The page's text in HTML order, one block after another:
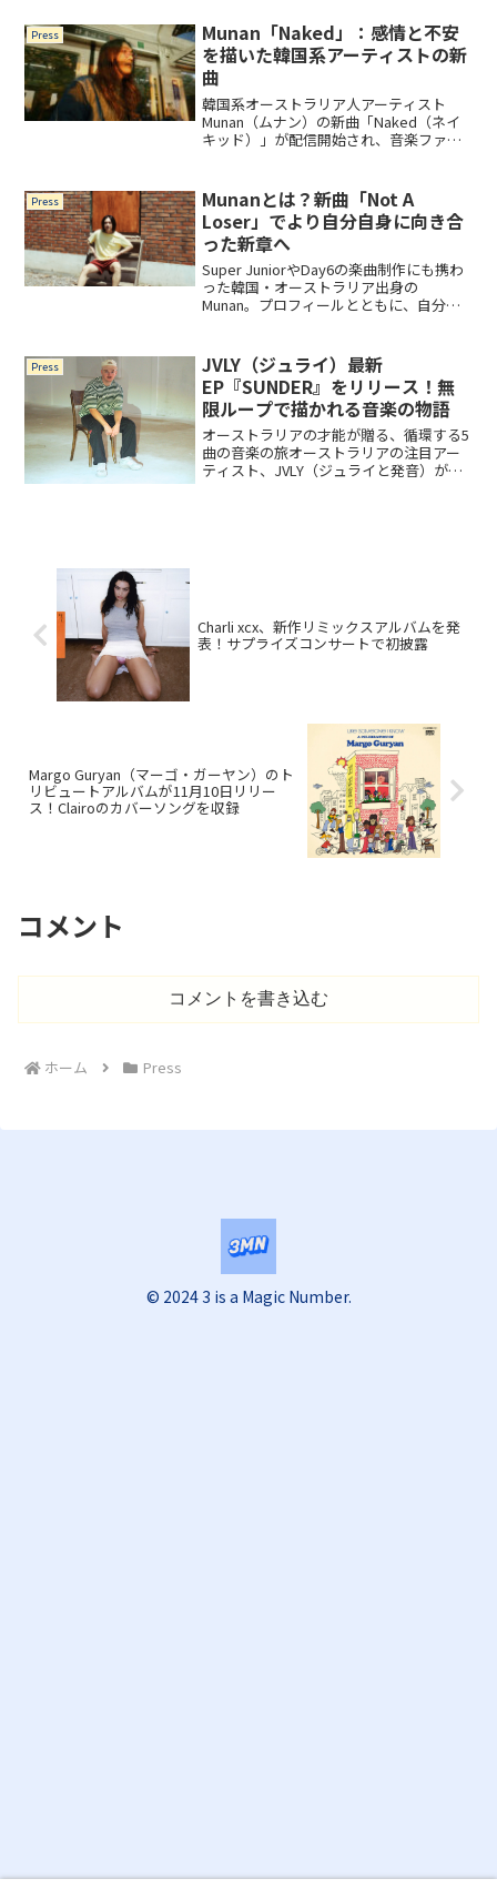
るテーマに挑戦した意欲作です。...
Press
Munan「Naked」：感情と不安
を描いた韓国系アーティストの新
曲
韓国系オーストラリア人アーティスト
Munan（ムナン）の新曲「Naked（ネイ
キッド）」が配信開始され、音楽ファン
として発表されました。Munanの音楽的
アプローチと...
Press
Munanとは？新曲「Not A
Loser」でより自分自身に向き合
った新章へ
Super JuniorやDay6の楽曲制作にも携わ
った韓国・オーストラリア出身の
Munan。プロフィールとともに、自分自
Press
JVLY（ジュライ）最新
EP『SUNDER』をリリース！無
限ループで描かれる音楽の物語
オーストラリアの才能が贈る、循環する5
曲の音楽の旅オーストラリアの注目アー
ティスト、JVLY（ジュライと発音）が待
Charli xcx、新作リミックスアルバムを発
表！サプライズコンサートで初披露
Margo Guryan（マーゴ・ガーヤン）のト
リビュートアルバムが11月10日リリー
ス！Clairoのカバーソングを収録
コメント
コメントを書き込む
ホーム Press
© 2024 3 is a Magic Number.